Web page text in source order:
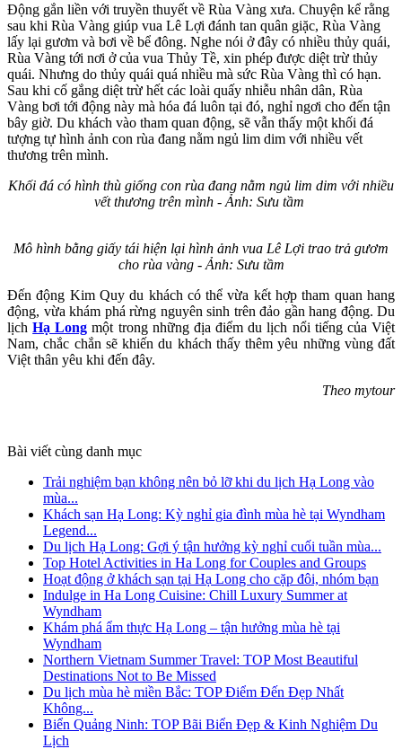
Động gắn liền với truyền thuyết về Rùa Vàng xưa. Chuyện kể rằng
sau khi Rùa Vàng giúp vua Lê Lợi đánh tan quân giặc, Rùa Vàng
lấy lại gươm và bơi về bể đông. Nghe nói ở đây có nhiều thủy quái,
Rùa Vàng tới nơi ở của vua Thủy Tề, xin phép được diệt trừ thủy
quái. Nhưng do thủy quái quá nhiều mà sức Rùa Vàng thì có hạn.
Sau khi cố gắng diệt trừ hết các loài quấy nhiễu nhân dân, Rùa
Vàng bơi tới động này mà hóa đá luôn tại đó, nghỉ ngơi cho đến tận
bây giờ. Du khách vào tham quan động, sẽ vẫn thấy một khối đá
tượng tự hình ảnh con rùa đang nằm ngủ lim dim với nhiều vết
thương trên mình.
Khối đá có hình thù giống con rùa đang nằm ngủ lim dim với nhiều
vết thương trên mình - Ảnh: Sưu tầm
Mô hình bằng giấy tái hiện lại hình ảnh vua Lê Lợi trao trả gươm
cho rùa vàng - Ảnh: Sưu tầm
Đến động Kim Quy du khách có thể vừa kết hợp tham quan hang
động, vừa khám phá rừng nguyên sinh trên đảo gần hang động. Du
lịchHạ Long một trong những địa điểm du lịch nổi tiếng của Việt
Nam, chắc chắn sẽ khiến du khách thấy thêm yêu những vùng đất
Việt thân yêu khi đến đây.
Theo mytour
Bài viết cùng danh mục
Trải nghiệm bạn không nên bỏ lỡ khi du lịch Hạ Long vào
mùa...
Khách sạn Hạ Long: Kỳ nghỉ gia đình mùa hè tại Wyndham
Legend...
Du lịch Hạ Long: Gợi ý tận hưởng kỳ nghỉ cuối tuần mùa...
Top Hotel Activities in Ha Long for Couples and Groups
Hoạt động ở khách sạn tại Hạ Long cho cặp đôi, nhóm bạn
Indulge in Ha Long Cuisine: Chill Luxury Summer at
Wyndham
Khám phá ẩm thực Hạ Long – tận hưởng mùa hè tại
Wyndham
Northern Vietnam Summer Travel: TOP Most Beautiful
Destinations Not to Be Missed
Du lịch mùa hè miền Bắc: TOP Điểm Đến Đẹp Nhất
Không...
Biển Quảng Ninh: TOP Bãi Biển Đẹp & Kinh Nghiệm Du
Lịch